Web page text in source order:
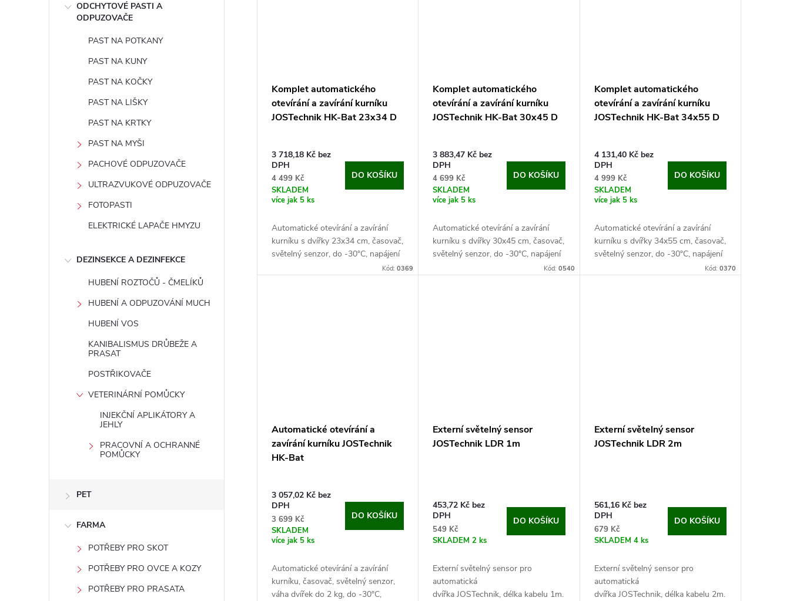
ODCHYTOVÉ PASTI A
ODPUZOVAČE
PAST NA POTKANY
PAST NA KUNY
PAST NA KOČKY
PAST NA LIŠKY
PAST NA KRTKY
PAST NA MYŠI
PACHOVÉ ODPUZOVAČE
ULTRAZVUKOVÉ ODPUZOVAČE
FOTOPASTI
ELEKTRICKÉ LAPAČE HMYZU
DEZINSEKCE A DEZINFEKCE
HUBENÍ ROZTOČŮ - ČMELÍKŮ
HUBENÍ A ODPUZOVÁNÍ MUCH
HUBENÍ VOS
KANIBALISMUS DRŮBEŽE A
PRASAT
POSTŘIKOVAČE
VETERINÁRNÍ POMŮCKY
INJEKČNÍ APLIKÁTORY A
JEHLY
PRACOVNÍ A OCHRANNÉ
POMŮCKY
PET
FARMA
POTŘEBY PRO SKOT
POTŘEBY PRO OVCE A KOZY
POTŘEBY PRO PRASATA
Komplet automatického
otevírání a zavírání kurníku
JOSTechnik HK-Bat 23x34 D
3 718,18 Kč bez
DPH
4 499 Kč
SKLADEM
více jak 5 ks
DO KOŠÍKU
Automatické otevírání a zavírání
kurníku s dvířky 23x34 cm, časovač,
světelný senzor, do -30°C, napájení
na baterie/6V adaptér. Jedná seKód:0369
Komplet automatického
otevírání a zavírání kurníku
JOSTechnik HK-Bat 30x45 D
3 883,47 Kč bez
DPH
4 699 Kč
SKLADEM
více jak 5 ks
DO KOŠÍKU
Automatické otevírání a zavírání
kurníku s dvířky 30x45 cm, časovač,
světelný senzor, do -30°C, napájení
na baterie/6V adaptér. Jedná seKód: 0540
Komplet automatického
otevírání a zavírání kurníku
JOSTechnik HK-Bat 34x55 D
4 131,40 Kč bez
DPH
4 999 Kč
SKLADEM
více jak 5 ks
DO KOŠÍKU
Automatické otevírání a zavírání
kurníku s dvířky 34x55 cm, časovač,
světelný senzor, do -30°C, napájení
na baterie/6V adaptér. Jedná se o
Kód: 0370
Automatické otevírání a
zavírání kurníku JOSTechnik
HK-Bat
3 057,02 Kč bez
DPH
3 699 Kč
SKLADEM
více jak 5 ks
DO KOŠÍKU
Automatické otevírání a zavírání
kurníku, časovač, světelný senzor,
váha dvířek do 2 kg, do -30°C,
Externí světelný sensor
JOSTechnik LDR 1m
453,72 Kč bez
DPH
549 Kč
SKLADEM2 ks
DO KOŠÍKU
Externí světelný sensor pro
automatická
dvířka JOSTechnik, délka kabelu 1m.
Externí světelný sensor
JOSTechnik LDR 2m
561,16 Kč bez
DPH
679 Kč
SKLADEM 4 ks
DO KOŠÍKU
Externí světelný sensor pro
automatická
dvířka JOSTechnik, délka kabelu 2m.